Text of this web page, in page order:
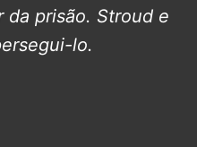
da prisão. Stroud e
lo.